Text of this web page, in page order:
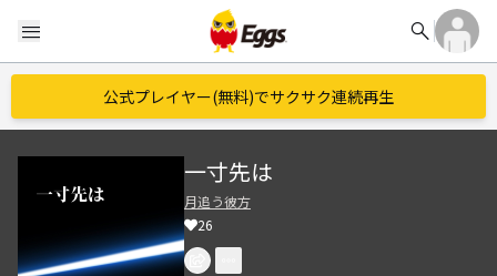
menu search
公式プレイヤー(無料)でサクサク連続再生
一寸先は
月追う彼方
26